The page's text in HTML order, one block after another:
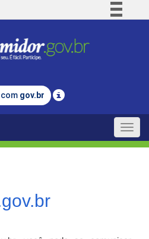
Comunica BR
Legislação
gov.br
Toggle